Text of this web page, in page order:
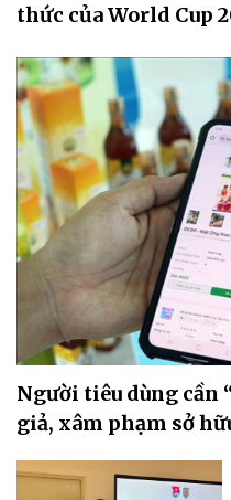
thức của World Cup
Người tiêu dùng cần
giả, xâm phạm sở